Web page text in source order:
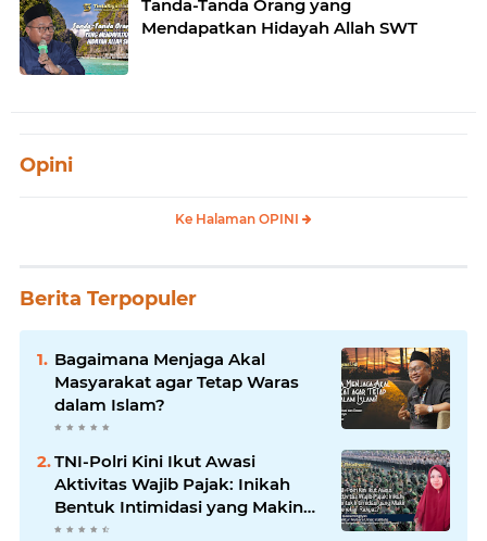
Tanda-Tanda Orang yang
Mendapatkan Hidayah Allah SWT
Opini
Ke Halaman OPINI
Berita Terpopuler
Bagaimana Menjaga Akal
Masyarakat agar Tetap Waras
dalam Islam?
TNI-Polri Kini Ikut Awasi
Aktivitas Wajib Pajak: Inikah
Bentuk Intimidasi yang Makin
Menekan Rakyat?